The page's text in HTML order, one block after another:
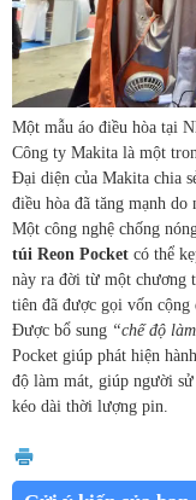
Một mẫu áo điều hòa tại
Công ty Makita là một
Đại diện của Makita chia
điều hòa đã tăng mạnh do
Một công nghệ chống
túi Reon Pocket có thể
này ra đời từ một chương
tiên đã được gọi vốn cộng
Được bổ sung “chế độ
Pocket giúp phát hiện
độ làm mát, giúp người
kéo dài thời lượng pin.